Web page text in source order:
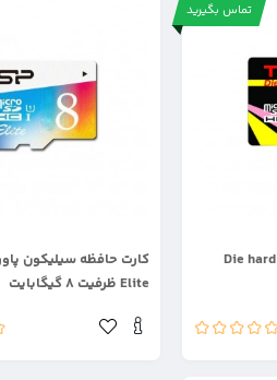
تماس بگیرید
کارت حافظه توشیبا مدل Die hard
Elite ظرفیت ۸ گیگابایت